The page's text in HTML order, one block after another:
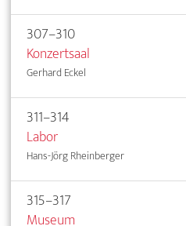
307–310
Konzertsaal
Gerhard Eckel
311–314
Labor
Hans-Jörg Rheinberger
315–317
Museum